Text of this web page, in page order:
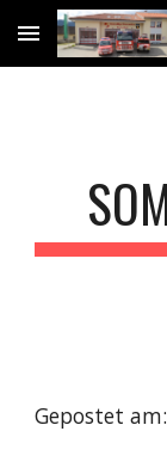
Skip to main
Gepostet